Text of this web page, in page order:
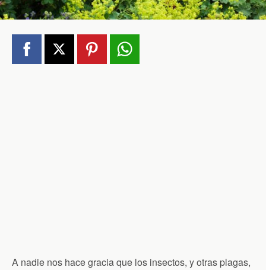
A nadie nos hace gracia que los insectos, y otras plagas,